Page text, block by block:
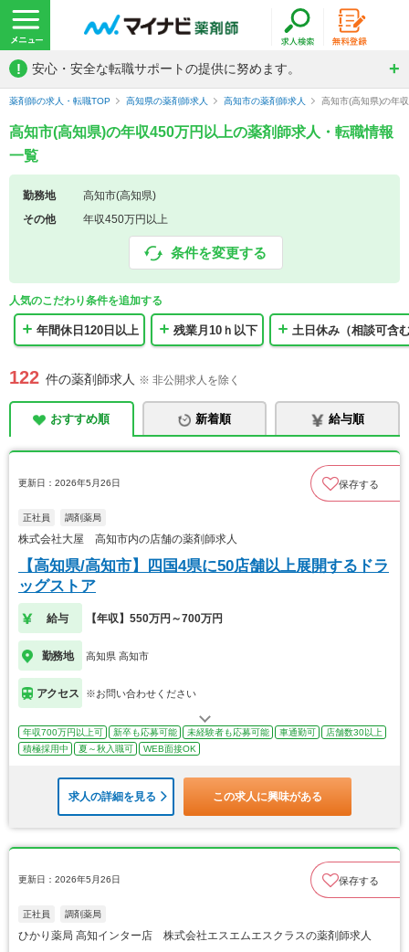
! 安心・安全な転職サポートの提供に努めます。
薬剤師の求人・転職TOP 高知県の薬剤師求人 高知市の薬剤師求人 高知市(高知県)の年
高知市(高知県)の年収450万円以上の薬剤師求人・転職情報
一覧
勤務地
高知市(高知県)
その他
年収450万円以上
条件を変更する
人気のこだわり条件を追加する
年間休日120日以上 残業月10ｈ以下 土日休み（相談可含
122 件の薬剤師求人 ※ 非公開求人を除く
おすすめ順 新着順 給与順
更新日：2026年5月26日 保存する
正社員 調剤薬局
株式会社大屋 高知市内の店舗の薬剤師求人
【高知県/高知市】四国4県に50店舗以上展開するドラ
ッグストア
給与 【年収】550万円～700万円
勤務地 高知県 高知市
アクセス ※お問い合わせください
年収700万円以上可 新卒も応募可能 未経験者も応募可能 車通勤可
店舗数30以上
積極採用中
夏～秋入職可 WEB面接OK
求人の詳細を見る この求人に興味がある
更新日：2026年5月26日 保存する
正社員 調剤薬局
ひかり薬局 高知インター店 株式会社エスエムエスクラスの薬剤師求人